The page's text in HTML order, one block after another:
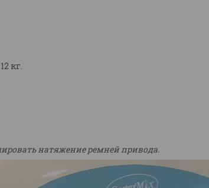
кг.
натяжение ремней привода.